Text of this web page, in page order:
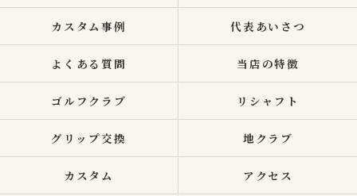
カスタム事例 代表あいさつ
よくある質問 当店の特徴
ゴルフクラブ リシャフト
グリップ交換 地クラブ
カスタム アクセス